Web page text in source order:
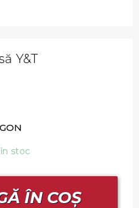
Y&T
în stoc
ÎN COȘ